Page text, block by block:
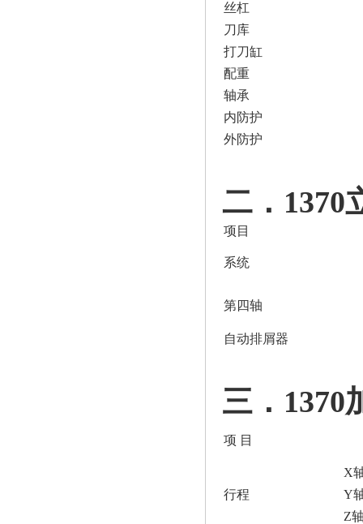
丝杠
刀库
打刀缸
配重
轴承
内防护
外防护
二．1370
项目
系统
第四轴
自动排屑器
三．1370
项 目
行程
X
Y
Z